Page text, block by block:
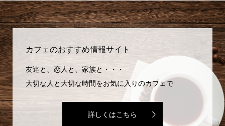
カフェのおすすめ情報サイト
友達と、恋人と、家族と・・・
大切な人と大切な時間をお気に入りのカフェで
詳しくはこちら